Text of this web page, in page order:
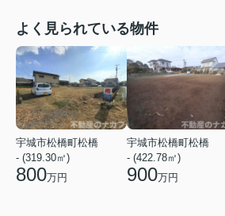
よく見られている物件
宇城市松橋町松橋
- (319.30㎡)
800万円
宇城市松橋町松橋
- (422.78㎡)
900万円